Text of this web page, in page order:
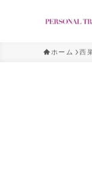
ホーム 西